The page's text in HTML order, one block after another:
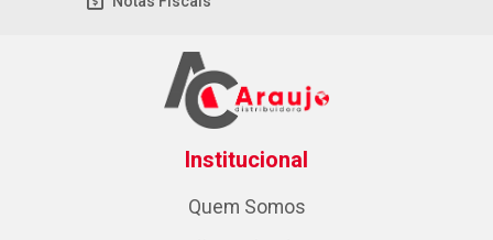
Institucional
Quem Somos